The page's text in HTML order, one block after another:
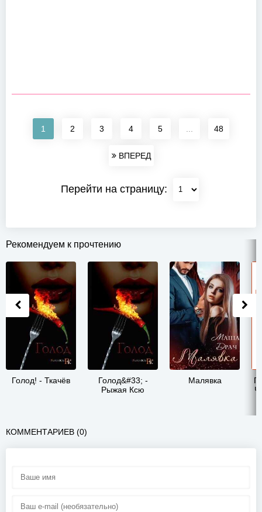
1 2 3 4 5 48
ВПЕРЕД
Перейти на страницу:
Рекомендуем к прочтению
Голод! - Ткачёв
Голод&#33; -
Рыжая Ксю
Малявка
КОММЕНТАРИЕВ (0)